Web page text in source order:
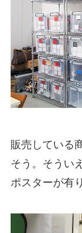
販売している
そう。そうい
ポスターが有